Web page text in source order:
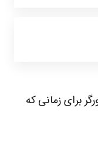
برای زمانی که